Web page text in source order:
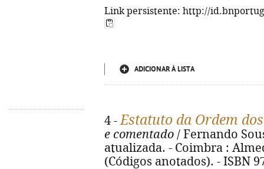
Link persistente: http://
ADICIONAR À LISTA
4 -Estatuto da Ordem
e comentado / Fernando
atualizada. - Coimbra :
(Códigos anotados). - ISBN